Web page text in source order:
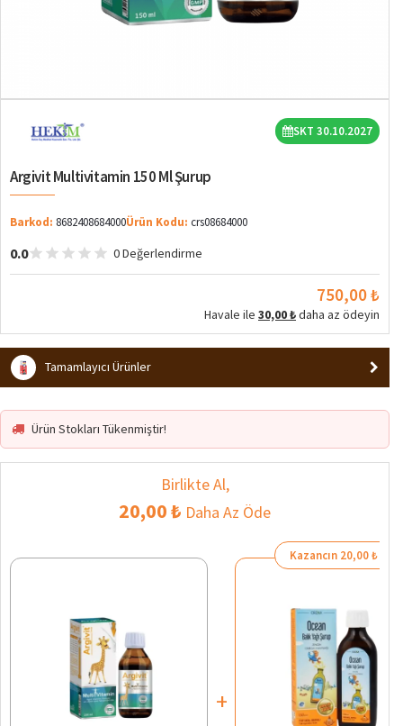
SKT 30.10.2027
Argivit Multivitamin 150 Ml Şurup
Barkod: 8682408684000Ürün Kodu: crs08684000
0.0 0 Değerlendirme
750,00 ₺
Havale ile 30,00 ₺daha az ödeyin
Tamamlayıcı Ürünler
Ürün Stokları Tükenmiştir!
Birlikte Al,
20,00 ₺ Daha Az Öde
+
Kazancın 20,00 ₺